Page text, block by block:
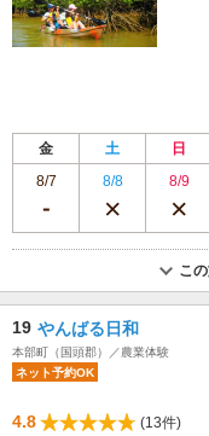
金 土 日
8/7
8/8 8/9
こ
19 やんばる日和
本部町（国頭郡）／農業体験
ネット予約OK
4.8
(13件)